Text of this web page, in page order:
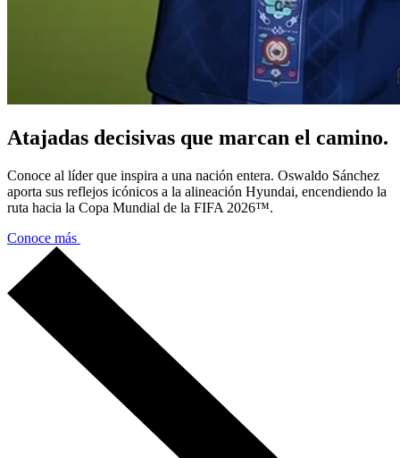
Atajadas decisivas que marcan el camino.
Conoce al líder que inspira a una nación entera. Oswaldo Sánchez
aporta sus reflejos icónicos a la alineación Hyundai, encendiendo la
ruta hacia la Copa Mundial de la FIFA 2026™.
Conoce más